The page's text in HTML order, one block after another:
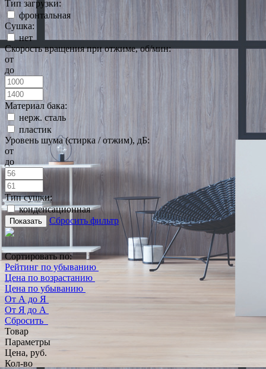
Тип загрузки:
фронтальная
Сушка:
нет
Скорость вращения при отжиме, об/мин:
от
до
Материал бака:
нерж. сталь
пластик
Уровень шума (стирка / отжим), дБ:
от
до
Тип сушки:
конденсационная
Показать Сбросить фильтр
Сортировать по:
Рейтинг по убыванию
Цена по возрастанию
Цена по убыванию
От А до Я
От Я до А
Сбросить
Товар
Параметры
Цена, руб.
Кол-во